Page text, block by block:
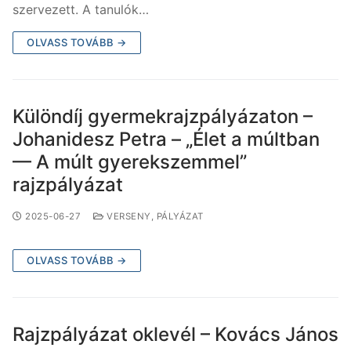
szervezett. A tanulók…
OLVASS TOVÁBB →
Különdíj gyermekrajzpályázaton –
Johanidesz Petra – „Élet a múltban
— A múlt gyerekszemmel”
rajzpályázat
2025-06-27 VERSENY, PÁLYÁZAT
OLVASS TOVÁBB →
Rajzpályázat oklevél – Kovács János